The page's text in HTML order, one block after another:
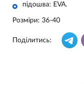
підошва: ЕVA.
Розміри: 36-40
Поділитись: